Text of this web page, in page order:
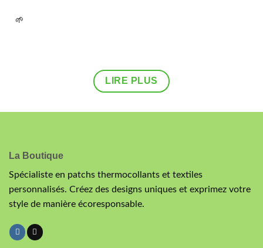
🌱
LIRE PLUS
La Boutique
Spécialiste en patchs thermocollants et textiles
personnalisés. Créez des designs uniques et exprimez votre
style de manière écoresponsable.